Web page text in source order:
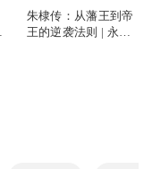
朱棣传：从藩王到帝
王的逆袭法则 | 永乐